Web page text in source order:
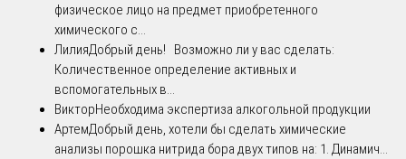
физическое лицо на предмет приобретенного
химического с...
ЛилияДобрый день! Возможно ли у вас сделать:
Количественное определение активных и
вспомогательных в...
ВикторНеобходима экспертиза алкогольной продукции
АртемДобрый день, хотели бы сделать химические
анализы порошка нитрида бора двух типов на: 1. Динамич...